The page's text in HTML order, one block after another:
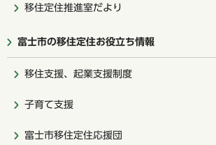
移住定住推進室だより
富士市の移住定住お役立ち情報
移住支援、起業支援制度
子育て支援
富士市移住定住応援団